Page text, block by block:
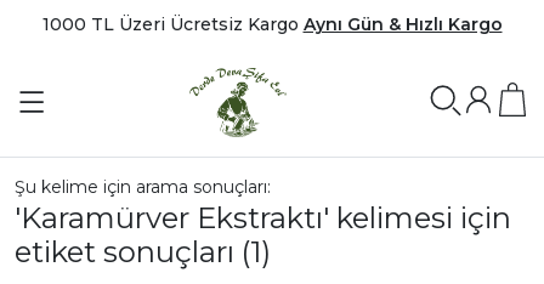
1000 TL Üzeri Ücretsiz Kargo Aynı Gün & Hızlı Kargo
Şu kelime için arama sonuçları:
'Karamürver Ekstraktı' kelimesi için
etiket sonuçları (1)